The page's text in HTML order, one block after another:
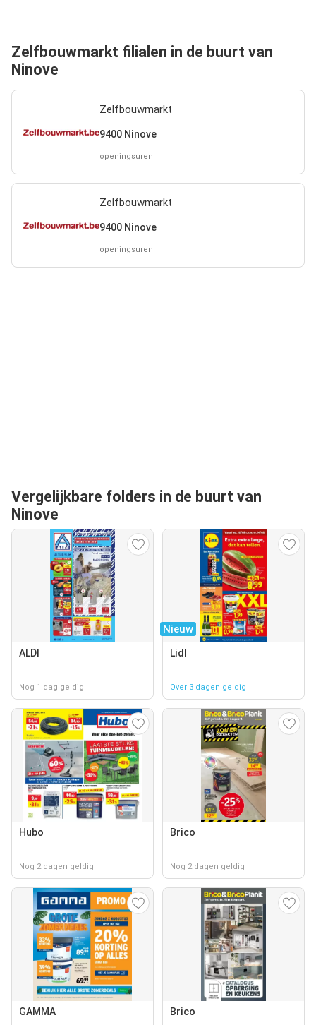
Zelfbouwmarkt filialen in de buurt van
Ninove
Zelfbouwmarkt
9400 Ninove
openingsuren
Zelfbouwmarkt
9400 Ninove
openingsuren
Vergelijkbare folders in de buurt van
Ninove
ALDI
Nog 1 dag geldig
Nieuw
Lidl
Over 3 dagen geldig
Hubo
Nog 2 dagen geldig
Brico
Nog 2 dagen geldig
GAMMA Brico